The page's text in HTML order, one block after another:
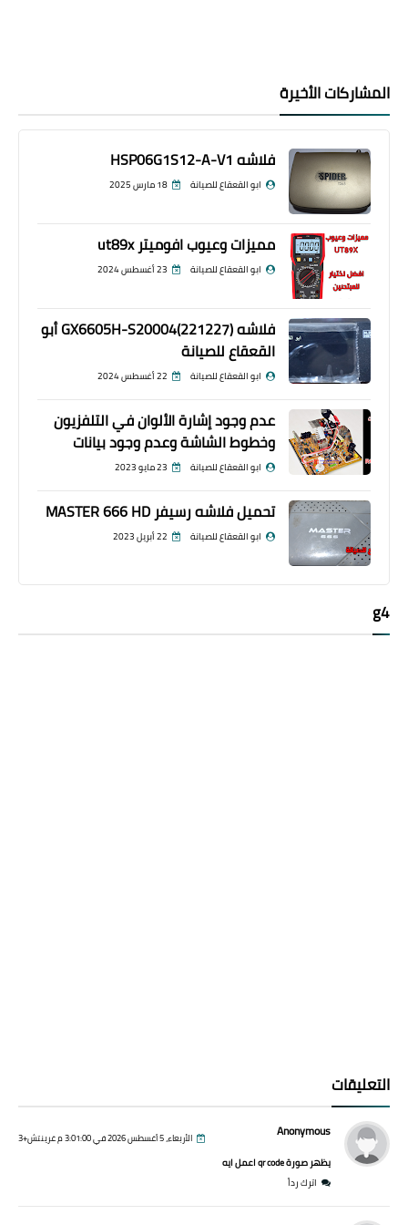
المشاركات الأخيرة
فلاشه HSP06G1S12-A-V1
ابو القعقاع للصيانة 18 مارس 2025
مميزات وعيوب افوميتر ut89x
ابو القعقاع للصيانة 23 أغسطس 2024
فلاشه GX6605H-S20004(221227) أبو
القعقاع للصيانة
ابو القعقاع للصيانة 22 أغسطس 2024
عدم وجود إشارة الألوان في التلفزيون
وخطوط الشاشة وعدم وجود بيانات
ابو القعقاع للصيانة 23 مايو 2023
تحميل فلاشه رسيفر MASTER 666 HD
ابو القعقاع للصيانة 22 أبريل 2023
g4
التعليقات
Anonymous الأربعاء، 5 أغسطس 2026 في 3:01:00 م غرينتش+3
يظهر صورة qr code اعمل ايه
اترك رداً